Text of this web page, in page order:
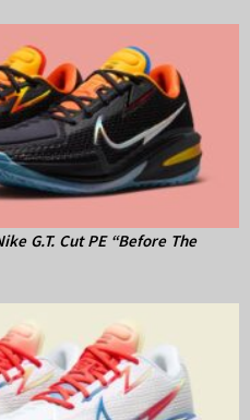
G.T. Cut PE “Before The